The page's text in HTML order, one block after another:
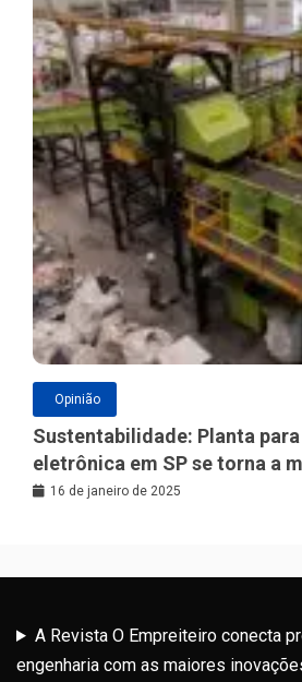
Opinião
Sustentabilidade: Planta
eletrônica em SP se torna a
Latina
16 de janeiro de 2025
A Revista O Empreiteiro conecta
engenharia com as maiores